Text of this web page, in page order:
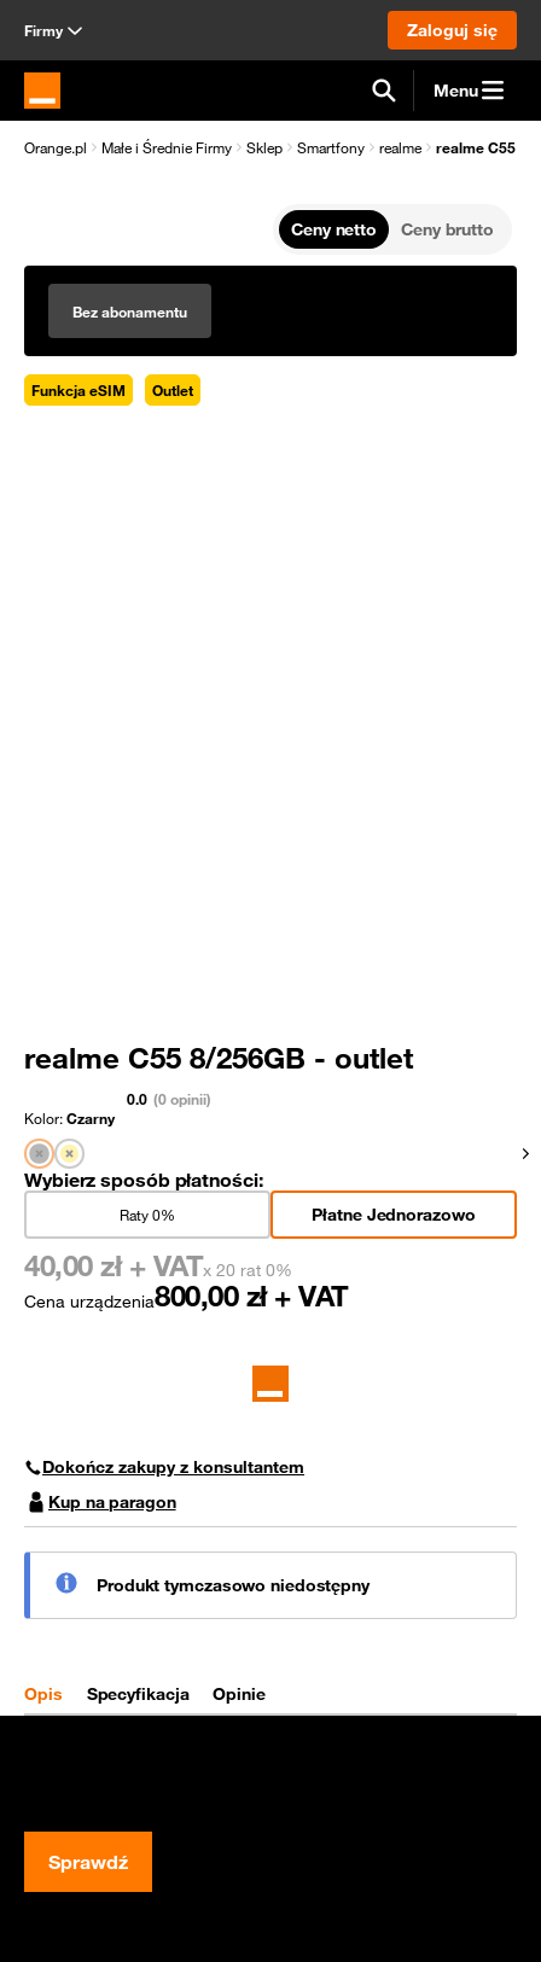
Firmy Zaloguj się
Strona główna Orange.pl Menu
Orange.pl Małe i Średnie Firmy Sklep Smartfony realme realme C55 8/
Ceny netto Ceny brutto
Bez abonamentu
Funkcja eSIM Outlet
realme C55 8/256GB - outlet
0.0 (0 opinii)
Kolor:Czarny
Wybierz sposób płatności:
Płatne Jednorazowo
Raty 0%
Cena urządzenia800,00 zł + VAT
40,00 zł + VATx 20 rat 0%
Dokończ zakupy z konsultantem
Kup na paragon
Produkt tymczasowo niedostępny
Opis Specyfikacja Opinie
Sprawdź